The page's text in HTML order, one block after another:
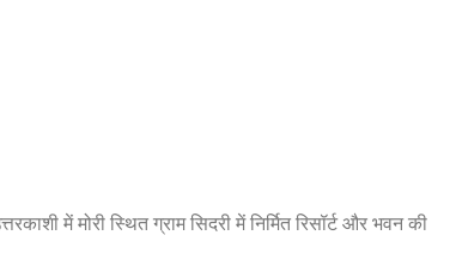
में मोरी स्थित ग्राम सिदरी में निर्मित रिसॉर्ट और भवन की